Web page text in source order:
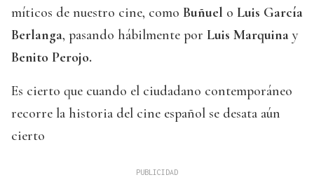
míticos de nuestro cine, como Buñuel o Luis García
Berlanga, pasando hábilmente por Luis Marquina y
Benito Perojo.
Es cierto que cuando el ciudadano contemporáneo
recorre la historia del cine español se desata aún
cierto